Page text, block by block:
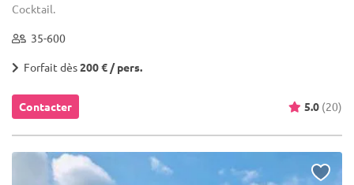
Cocktail.
35-600
Forfait dès200 € / pers.
Contacter 5.0 (20)